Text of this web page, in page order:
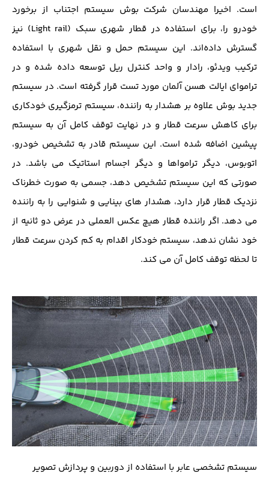
است. اخیرا مهندسان شرکت بوش سیستم اجتناب از برخورد
خودرو را، برای استفاده در قطار شهری سبک (Light rail) نیز
گسترش داده‌اند. این سیستم حمل و نقل شهری با استفاده
ترکیب ویدئو، رادار و واحد کنترل ریل توسعه داده شده و در
تراموای ایالت هسن آلمان مورد تست قرار گرفته است. در سیستم
جدید بوش علاوه بر هشدار به راننده، سیستم ترمزگیری خودکاری
برای کاهش سرعت قطار و در نهایت توقف کامل آن به سیستم
پیشین اضافه شده است. این سیستم قادر به تشخیص خودرو،
اتوبوس، دیگر ترامواها و دیگر اجسام استاتیک می باشد. در
صورتی که این سیستم تشخیص دهد، جسمی به صورت خطرناک
نزدیک قطار قرار دارد، هشدار های بینایی و شنوایی را به راننده
می دهد. اگر راننده قطار هیچ عکس العملی در عرض دو ثانیه از
خود نشان ندهد، سیستم خودکار اقدام به کم کردن سرعت قطار
تا لحظه توقف کامل آن می کند.
سیستم تشخصی عابر با استفاده از دوربین و پردازش تصویر